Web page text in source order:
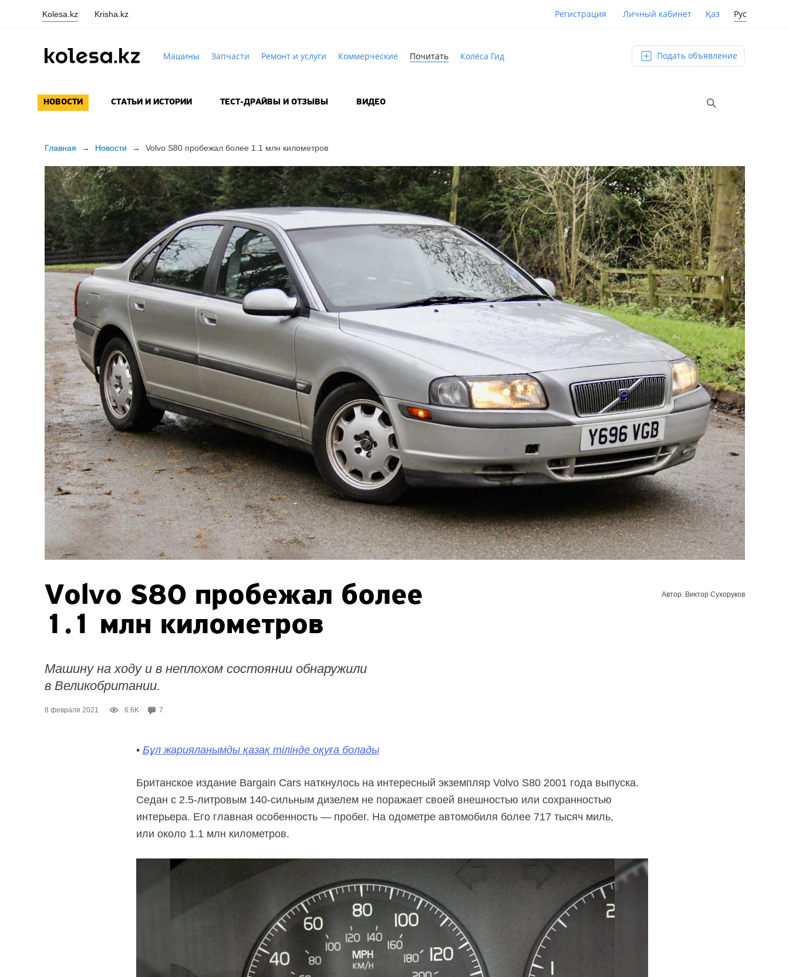
Kolesa.kz Krisha.kz Регистрация Личный кабинет Қаз Рус
Машины Запчасти Ремонт и услуги Коммерческие Почитать Колёса Гид Подать объявление
НОВОСТИ СТАТЬИ И ИСТОРИИ ТЕСТ-ДРАЙВЫ И ОТЗЫВЫ ВИДЕО
Главная → Новости → Volvo S80 пробежал более 1.1 млн километров
Volvo S80 пробежал более
1.1 млн километров
Машину на ходу и в неплохом состоянии обнаружили
в Великобритании.
8 февраля 2021 6.6K 7
Автор: Виктор Сухоруков
• Бұл жарияланымды қазақ тілінде оқуға болады
Британское издание Bargain Cars наткнулось на интересный экземпляр Volvo S80 2001 года выпуска.
Седан с 2.5-литровым 140-сильнымдизелем не поражает своей внешностью или сохранностью
интерьера. Его главная особенность — пробег. На одометре автомобиля более 717 тысяч миль,
или около 1.1 млн километров.